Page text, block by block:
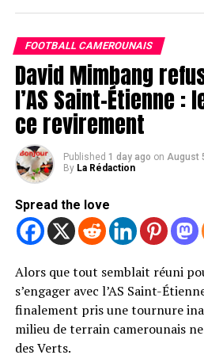
finalement convaincu le Jury
annulées.
Si cette étape est validée, le
contrat de deux saisons avec le
discussions entre les différentes
accord, ouvrant la voie à une
prochaine.
Pour Schalke 04, cette arrivée
de poids au milieu de terrain. Le
d’un joueur déjà habitué au très
Bundesliga.
Un nouveau défi
camerounais
Après plusieurs saisons sous
FOOTBALL CAMEROUNAIS
David Mimbang
l’AS Saint-Étienne :
ce revirement
Published 1 day ago on August
By La Rédaction
Spread the love
Alors que tout semblait réuni
s’engager avec l’AS Saint-
finalement pris une tournure
milieu de terrain camerounais
des Verts.